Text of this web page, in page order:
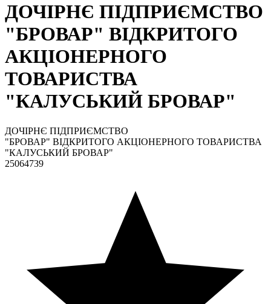
ДОЧІРНЄ ПІДПРИЄМСТВО
"БРОВАР" ВІДКРИТОГО
АКЦІОНЕРНОГО
ТОВАРИСТВА
"КАЛУСЬКИЙ БРОВАР"
ДОЧІРНЄ ПІДПРИЄМСТВО
"БРОВАР" ВІДКРИТОГО АКЦІОНЕРНОГО ТОВАРИСТВА
"КАЛУСЬКИЙ БРОВАР"
25064739